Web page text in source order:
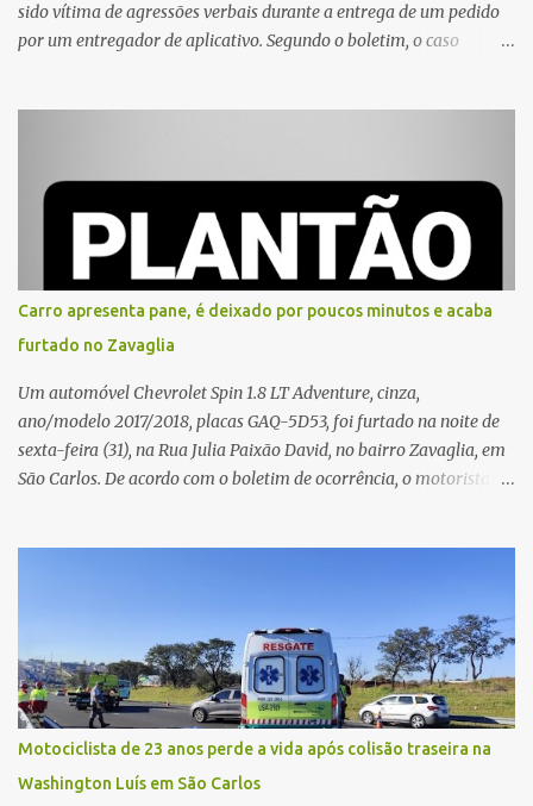
sido vítima de agressões verbais durante a entrega de um pedido
por um entregador de aplicativo. Segundo o boletim, o caso
proximidades. Ainda conforme o registro policial, a vítima relatou
que, ao receber a entrega, voltou a ser ofendida com palavras de
baixo calão e insultos. Ela informou à Polícia Civil que mora
sozinha e que se sentiu ameaçada, coagida e humilhada com a
situação. Fonte: São Carlos Agora
Carro apresenta pane, é deixado por poucos minutos e acaba
furtado no Zavaglia
Um automóvel Chevrolet Spin 1.8 LT Adventure, cinza,
ano/modelo 2017/2018, placas GAQ-5D53, foi furtado na noite de
sexta-feira (31), na Rua Julia Paixão David, no bairro Zavaglia, em
São Carlos. De acordo com o boletim de ocorrência, o motorista
permaneceu com a chave de ignição e se ausentou do local por
cerca de dez minutos para buscar ajuda. Ao retornar, constatou
que o automóvel havia desaparecido. A vítima realizou buscas
pelas imediações, mas não conseguiu localizar o veículo.
Conforme o boletim, um menino de aproximadamente 10 anos
relatou ter visto a Spin passando pelo local fazendo um forte ruído,
característica compatível com o problema mecânico que o veículo
Motociclista de 23 anos perde a vida após colisão traseira na
Washington Luís em São Carlos